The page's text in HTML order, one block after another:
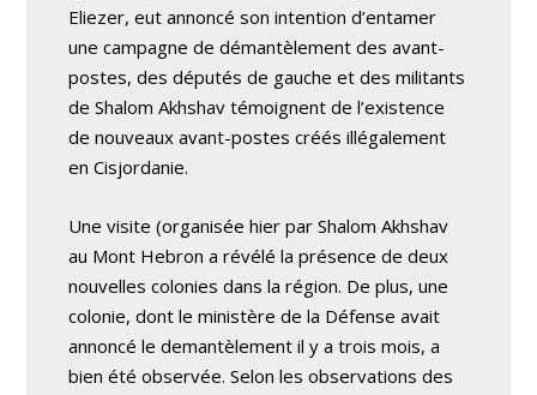
Eliezer, eut annoncé son intention d’entamer
une campagne de démantèlement des avant-
postes, des députés de gauche et des militants
de Shalom Akhshav témoignent de l’existence
de nouveaux avant-postes créés illégalement
en Cisjordanie.
Une visite (organisée hier par Shalom Akhshav
au Mont Hebron a révélé la présence de deux
nouvelles colonies dans la région. De plus, une
colonie, dont le ministère de la Défense avait
annoncé le demantèlement il y a trois mois, a
bien été observée. Selon les observations des